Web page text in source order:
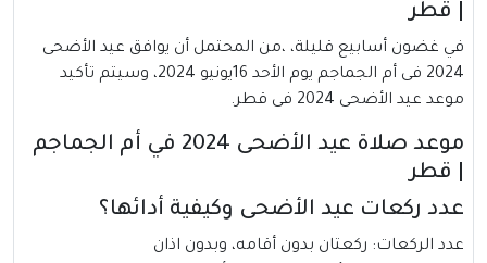
| قطر
في غضون أسابيع قليلة، ،من المحتمل أن يوافق عيد الأضحى
2024 فى أم الجماجم يوم الأحد 16يونيو 2024، وسيتم تأكيد
موعد عيد الأضحى 2024 فى قطر.
موعد صلاة عيد الأضحى 2024 في أم الجماجم
| قطر
عدد ركعات عيد الأضحى وكيفية أدائها؟
عدد الركعات: ركعتان بدون أقامه، وبدون اذان